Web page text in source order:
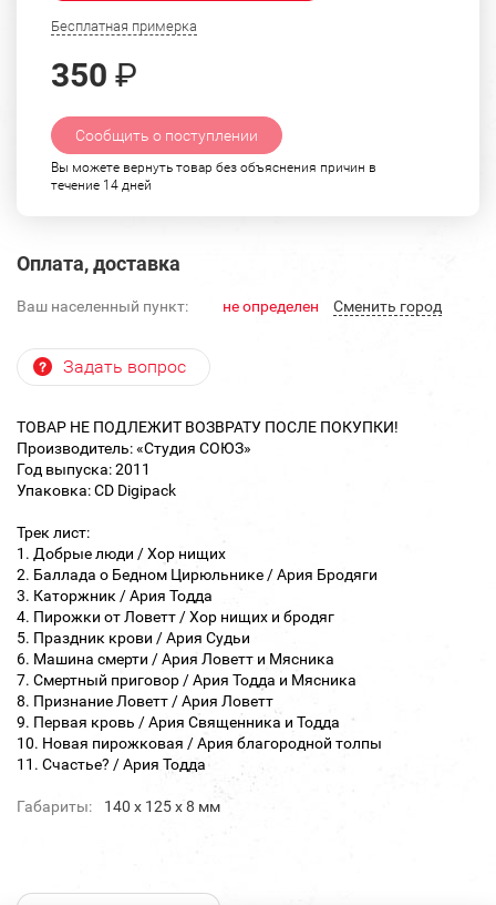
Бесплатная примерка
350 ₽
Сообщить о поступлении
Вы можете вернуть товар без объяснения причин в
течение 14 дней
Оплата, доставка
Ваш населенный пункт: не определен Cменить город
Задать вопрос
ТОВАР НЕ ПОДЛЕЖИТ ВОЗВРАТУ ПОСЛЕ ПОКУПКИ!
Производитель: «Студия СОЮЗ»
Год выпуска: 2011
Упаковка: CD Digipack
Трек лист:
1. Добрые люди / Хор нищих
2. Баллада о Бедном Цирюльнике / Ария Бродяги
3. Каторжник / Ария Тодда
4. Пирожки от Ловетт / Хор нищих и бродяг
5. Праздник крови / Ария Судьи
6. Машина смерти / Ария Ловетт и Мясника
7. Смертный приговор / Ария Тодда и Мясника
8. Признание Ловетт / Ария Ловетт
9. Первая кровь / Ария Священника и Тодда
10. Новая пирожковая / Ария благородной толпы
11. Счастье? / Ария Тодда
Габариты: 140 х 125 х 8 мм